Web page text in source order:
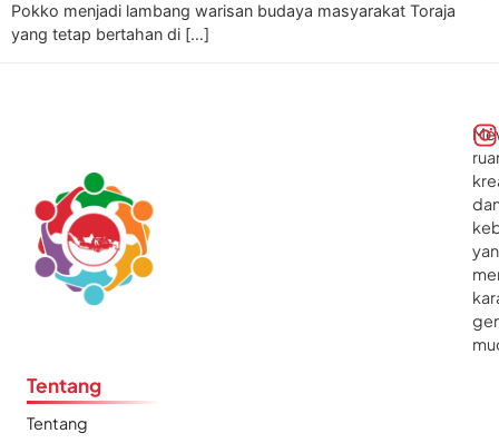
Pokko menjadi lambang warisan budaya masyarakat Toraja
yang tetap bertahan di […]
Tentang
Tentang